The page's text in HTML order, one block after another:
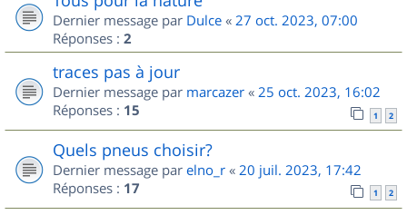
Dernier message par Dulce « 27 oct. 2023, 07:00
Réponses : 2
traces pas à jour
Dernier message par marcazer « 25 oct. 2023, 16:02
Réponses : 15 1 2
Quels pneus choisir?
Dernier message par elno_r « 20 juil. 2023, 17:42
Réponses : 17 1 2